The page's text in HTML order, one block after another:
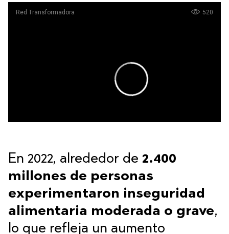
En 2022, alrededor de 2.400
millones de personas
experimentaron inseguridad
alimentaria moderada o grave,
lo que refleja un aumento